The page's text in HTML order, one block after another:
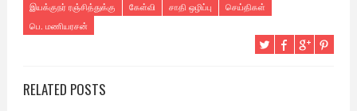
இயக்குநர் ரஞ்சித்துக்கு கேள்வி சாதி ஒழிப்பு
செய்திகள்
பெ. மணியரசன்
RELATED POSTS